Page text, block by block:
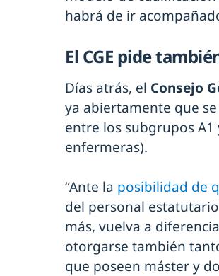
habrá de ir
El CGE pide
Días atrás, el Consejo
ya abiertamente que
entre los subgrupos
enfermeras).
“Ante la posibilidad de
del personal
más, vuelva a
otorgarse también
que poseen máster y